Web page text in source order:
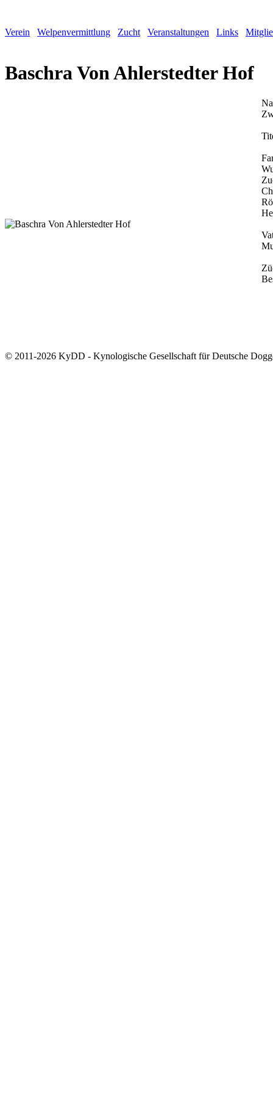
Verein Welpenvermittlung Zucht Veranstaltungen Links
Baschra Von Ahlerstedter Hof
© 2011-2026 KyDD - Kynologische Gesellschaft für Deutsche